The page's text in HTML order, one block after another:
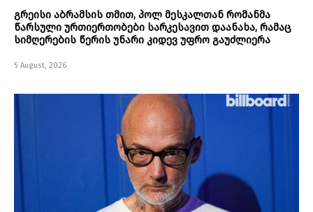
გრეისი აბრამსის თმით, პოლ მესკალთან რომანმა
წარსული ურთიერთობები სარკესავით დაანახა, რამაც
სიმღერების წერის უნარი კიდევ უფრო გაუძლიერა
5 August, 2026